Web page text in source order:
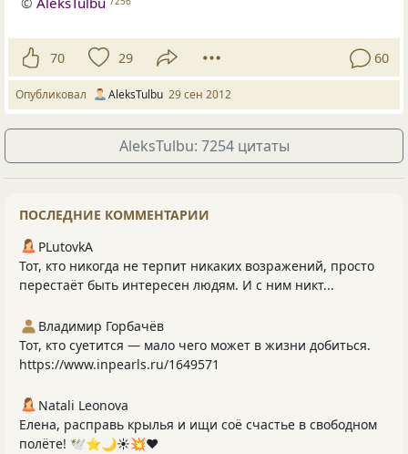
70 29 60
Опубликовал AleksTulbu 29 сен 2012
AleksTulbu: 7254 цитаты
ПОСЛЕДНИЕ КОММЕНТАРИИ
PLutоvkА
Тот, кто никогда не терпит никаких возражений, просто
перестаёт быть интересен людям. И с ним никт...
Владимир Горбачёв
Тот, кто суетится — мало чего может в жизни добиться.
https://www.inpearls.ru/1649571
Natali Leonova
Елена, расправь крылья и ищи соё счастье в свободном
полёте! 🕊️⭐️🌙☀💥♥️